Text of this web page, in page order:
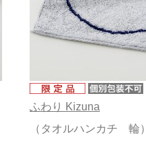
ふわり Kizuna
（タオルハンカチ 輪）